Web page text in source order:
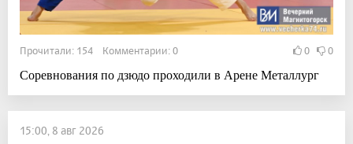
Прочитали: 154 Комментарии: 0 0 0
Соревнования по дзюдо проходили в Арене Металлург
15:00, 8 авг 2026